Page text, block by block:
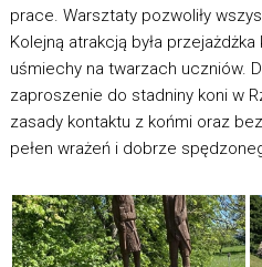
prace. Warsztaty pozwoliły
Kolejną atrakcją była przejażdżka
uśmiechy na twarzach uczniów.
zaproszenie do stadniny koni w
zasady kontaktu z końmi oraz
pełen wrażeń i dobrze